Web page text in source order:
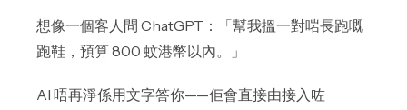
想像一個客人問 ChatGPT：「幫我搵一對啱長跑嘅
跑鞋，預算 800 蚊港幣以內。」
AI 唔再淨係用文字答你——佢會直接由接入咗